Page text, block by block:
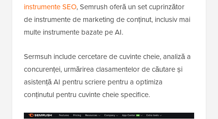
instrumente SEO, Semrush oferă un set cuprinzător
de instrumente de marketing de conținut, inclusiv mai
multe instrumente bazate pe AI.
Sermsuh include cercetare de cuvinte cheie, analiză a
concurenței, urmărirea clasamentelor de căutare și
asistență AI pentru scriere pentru a optimiza
conținutul pentru cuvinte cheie specifice.